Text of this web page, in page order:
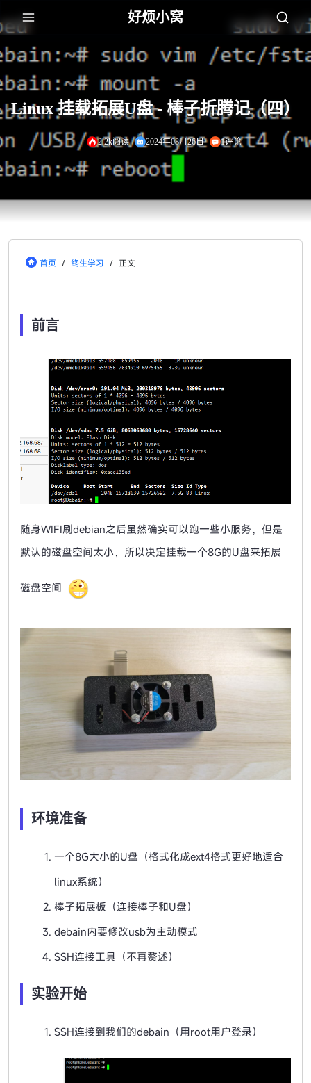
好烦小窝
Linux 挂载拓展U盘 - 棒子折腾记（四）
2.2k阅读 2024年08月26日 1评论
首页 / 终生学习 / 正文
前言
随身WIFI刷debian之后虽然确实可以跑一些小服务，但是
默认的磁盘空间太小，所以决定挂载一个8G的U盘来拓展
磁盘空间
环境准备
一个8G大小的U盘（格式化成ext4格式更好地适合
linux系统）
棒子拓展板（连接棒子和U盘）
debain内要修改usb为主动模式
SSH连接工具（不再赘述）
实验开始
SSH连接到我们的debain（用root用户登录）